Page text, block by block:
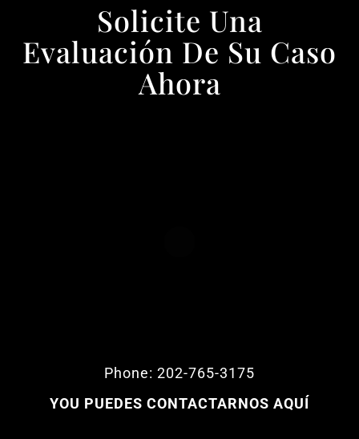
Solicite Una
Evaluación De Su Caso
Ahora
Phone: 202-765-3175
YOU PUEDES CONTACTARNOS AQUÍ